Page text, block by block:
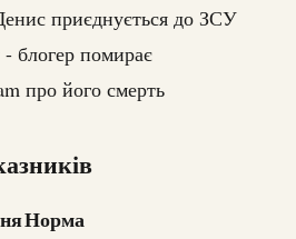
приєднується до ЗСУ
блогер помирає
про його смерть
Норма